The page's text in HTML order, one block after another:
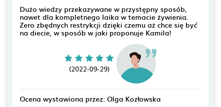
Dużo wiedzy przekazywane w przystępny sposób,
nawet dla kompletnego laika w temacie żywienia.
Zero zbędnych restrykcji dzięki czemu aż chce się być
na diecie, w sposób w jaki proponuje Kamila!
(2022-09-29)
Ocena wystawiona przez: Olga Kozłowska